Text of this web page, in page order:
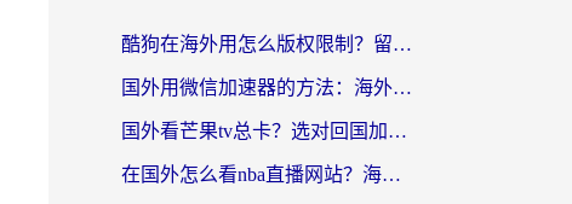
酷狗在海外用怎么版权限制？留学生亲测：3步解决听国内音乐难题
国外用微信加速器的方法：海外党无缝连接国内生活的实用指南
国外看芒果tv总卡？选对回国加速器，轻松追《浪姐》不费劲
在国外怎么看nba直播网站？海外党专属体育观赛指南，告别地区限制！